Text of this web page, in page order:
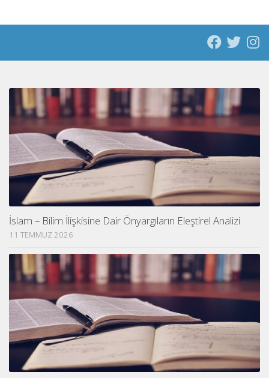
İslam – Bilim İlişkisine Dair Önyargıların Eleştirel Analizi
11 TEMMUZ 2026